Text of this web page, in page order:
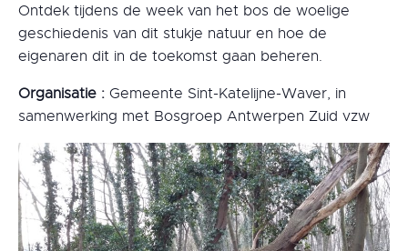
Ontdek tijdens de week van het bos de woelige
geschiedenis van dit stukje natuur en hoe de
eigenaren dit in de toekomst gaan beheren.
Organisatie : Gemeente Sint-Katelijne-Waver, in
samenwerking met Bosgroep Antwerpen Zuid vzw